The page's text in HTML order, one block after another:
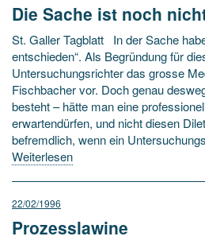
Die Sache ist noch
St. Galler Tagblatt In der Sache
entschieden“. Als Begründung für
Untersuchungsrichter das grosse
Fischbacher vor. Doch genau
besteht – hätte man eine
erwartendürfen, und nicht diesen
befremdlich, wenn ein
Weiterlesen
22/02/1996
Prozesslawine